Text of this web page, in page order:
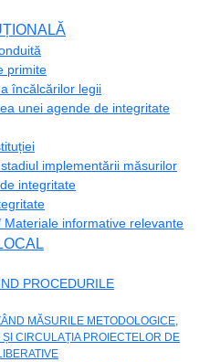
primite
încălcărilor legii
unei agende de integritate
implementării măsurilor
integritate
informative relevante
PROCEDURILE
MĂSURILE METODOLOGICE,
CIRCULAȚIA PROIECTELOR DE